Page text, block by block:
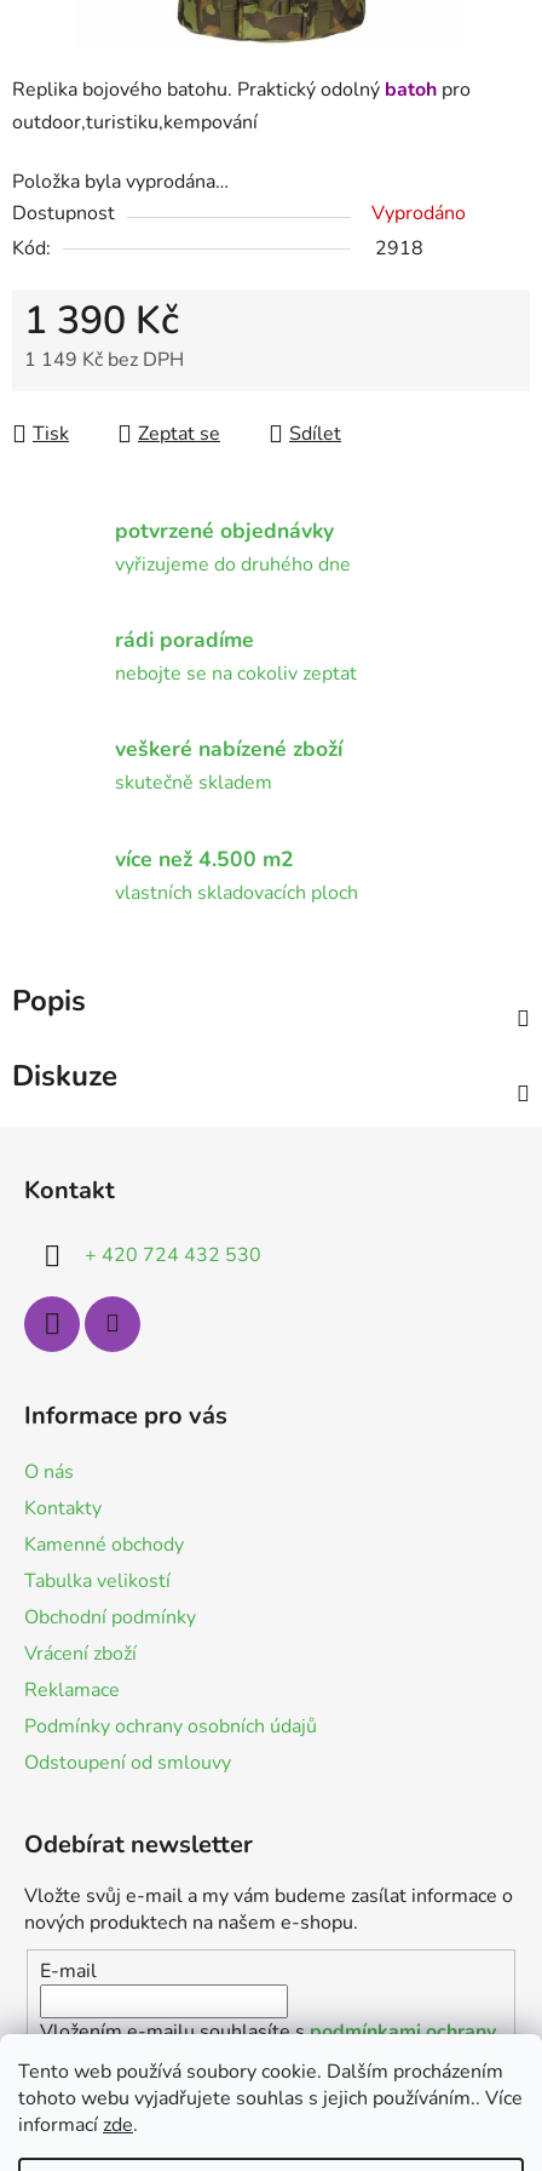
Tento web používá soubory cookie. Dalším procházením
tohoto webu vyjadřujete souhlas s jejich používáním.. Více
informacízde.
Replika bojového batohu. Praktický odolný batoh pro
outdoor,turistiku,kempování
Položka byla vyprodána…
Dostupnost
Vyprodáno
Kód:
2918
1 390 Kč
1 149 Kč bez DPH
Tisk
Zeptat se Sdílet
potvrzené objednávky
vyřizujeme do druhého dne
rádi poradíme
nebojte se na cokoliv zeptat
veškeré nabízené zboží
skutečně skladem
více než 4.500 m2
vlastních skladovacích ploch
Popis
Diskuze
Kontakt
+ 420 724 432 530
Informace pro vás
O nás
Kontakty
Kamenné obchody
Tabulka velikostí
Obchodní podmínky
Vrácení zboží
Reklamace
Podmínky ochrany osobních údajů
Odstoupení od smlouvy
Odebírat newsletter
Vložte svůj e-mail a my vám budeme zasílat informace o
nových produktech na našem e-shopu.
E-mail
Vložením e-mailu souhlasíte spodmínkami ochrany
osobních údajů
PŘIHLÁSIT SE